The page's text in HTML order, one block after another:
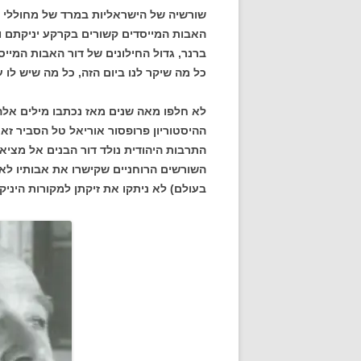
שורשיה של הישראליות במרד של מחוללי
האבות המייסדים קשורים בקרקע יניקתם
ברנר, גדול החילונים של דור האבות
כל מה שיקר לנו ביום הזה, כל מה שיש לו
לא חלפו מאה שנים מאז נכתבו מילים
ההיסטוריון פרופסור אוריאל טל
התרבות היהודית נולד דור הבנים אל
השורשים הרוחניים שקישרו את אבותיו
בעולם) לא ניתקו את זיקתן למקורות